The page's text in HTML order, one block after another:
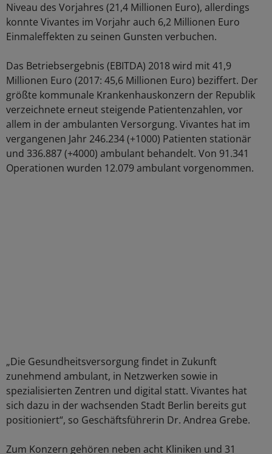
Niveau des Vorjahres (21,4 Millionen Euro), allerdings
konnte Vivantes im Vorjahr auch 6,2 Millionen Euro
Einmaleffekten zu seinen Gunsten verbuchen.
Das Betriebsergebnis (EBITDA) 2018 wird mit 41,9
Millionen Euro (2017: 45,6 Millionen Euro) beziffert. Der
größte kommunale Krankenhauskonzern der Republik
verzeichnete erneut steigende Patientenzahlen, vor
allem in der ambulanten Versorgung. Vivantes hat im
vergangenen Jahr 246.234 (+1000) Patienten stationär
und 336.887 (+4000) ambulant behandelt. Von 91.341
Operationen wurden 12.079 ambulant vorgenommen.
„Die Gesundheitsversorgung findet in Zukunft
zunehmend ambulant, in Netzwerken sowie in
spezialisierten Zentren und digital statt. Vivantes hat
sich dazu in der wachsenden Stadt Berlin bereits gut
positioniert“, so Geschäftsführerin Dr. Andrea Grebe.
Zum Konzern gehören neben acht Kliniken und 31